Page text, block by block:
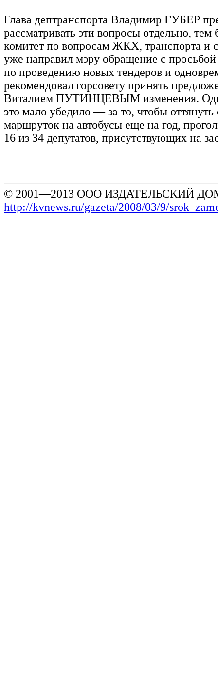
Глава дептранспорта Владимир ГУБЕР
рассматривать эти вопросы отдельно, тем
комитет по вопросам ЖКХ, транспорта и
уже направил мэру обращение с
по проведению новых тендеров и
рекомендовал горсовету принять
Виталием ПУТИНЦЕВЫМ изменения.
это мало убедило — за то, чтобы
маршруток на автобусы еще на год,
16 из 34 депутатов, присутствующих на
© 2001—2013 ООО ИЗДАТЕЛЬСКИЙ
http://kvnews.ru/gazeta/2008/03/9/